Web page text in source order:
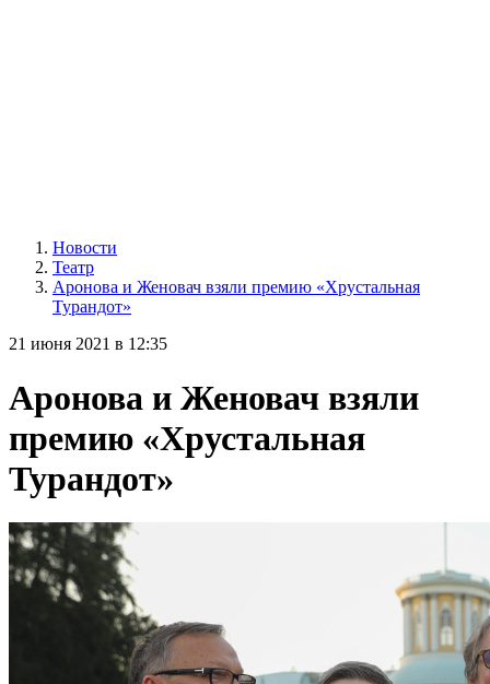
Новости
Театр
Аронова и Женовач взяли премию «Хрустальная
Турандот»
21 июня 2021 в 12:35
Аронова и Женовач взяли
премию «Хрустальная
Турандот»